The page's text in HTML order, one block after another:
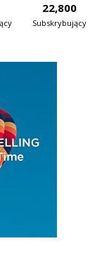
22,800
Subskrybujący